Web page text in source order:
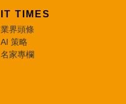
IT TIMES
業界頭條
AI 策略
名家專欄